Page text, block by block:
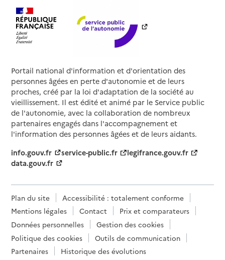
Portail national d'information et d'orientation des
personnes âgées en perte d'autonomie et de leurs
proches, créé par la loi d'adaptation de la société au
vieillissement. Il est édité et animé par le Service public
de l'autonomie, avec la collaboration de nombreux
partenaires engagés dans l'accompagnement et
l'information des personnes âgées et de leurs aidants.
info.gouv.fr
service-public.fr
legifrance.gouv.fr
data.gouv.fr
Plan du site
Accessibilité : totalement conforme
Mentions légales
Contact
Prix et comparateurs
Données personnelles
Gestion des cookies
Politique des cookies
Outils de communication
Partenaires
Historique des évolutions